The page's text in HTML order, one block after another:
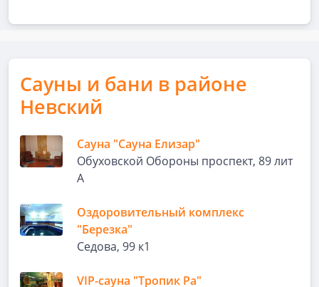
Сауны и бани в районе
Невский
Сауна "Сауна Елизар"
Обуховской Обороны проспект, 89 лит
А
Оздоровительный комплекс
"Березка"
Седова, 99 к1
VIP-сауна "Тропик Ра"